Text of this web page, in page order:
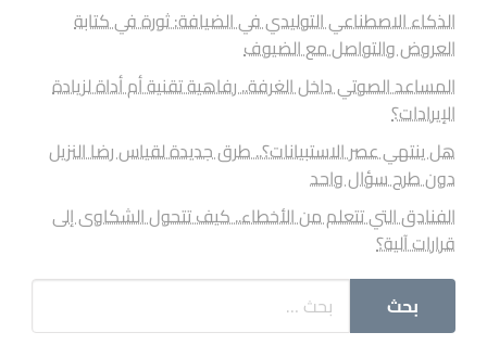
الذكاء الاصطناعي التوليدي في الضيافة: ثورة في كتابة
العروض والتواصل مع الضيوف
المساعد الصوتي داخل الغرفة.. رفاهية تقنية أم أداة لزيادة
الإيرادات؟
هل ينتهي عصر الاستبيانات؟.. طرق جديدة لقياس رضا النزيل
دون طرح سؤال واحد
الفنادق التي تتعلم من الأخطاء.. كيف تتحول الشكاوى إلى
قرارات آلية؟